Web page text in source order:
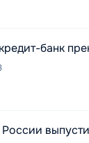
банк
России